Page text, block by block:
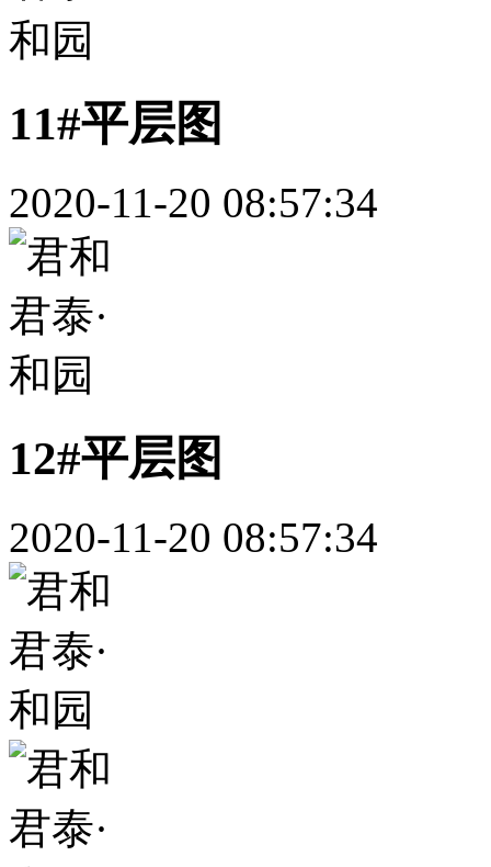
11#平层图
2020-11-20 08:57:34
12#平层图
2020-11-20 08:57:34